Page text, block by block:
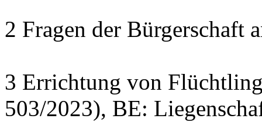
2 Fragen der Bürgerschaft
3 Errichtung von
503/2023), BE: